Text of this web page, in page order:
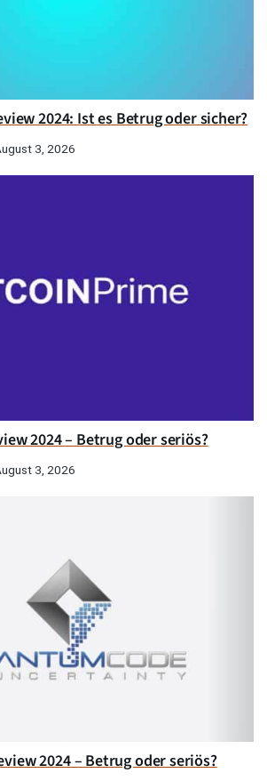
2024: Ist es Betrug oder sicher?
3, 2026
2024 – Betrug oder seriös?
3, 2026
2024 – Betrug oder seriös?